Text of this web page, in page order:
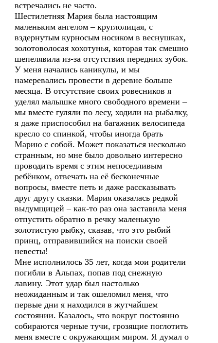
встречались не часто.
Шестилетняя Мария была настоящим
маленьким ангелом – круглолицая, с
вздернутым курносым носиком в веснушках,
золотоволосая хохотунья, которая так смешно
шепелявила из-за отсутствия передних зубок.
У меня начались каникулы, и мы
намеревались провести в деревне больше
месяца. В отсутствие своих ровесников я
уделял малышке много свободного времени –
мы вместе гуляли по лесу, ходили на рыбалку,
я даже приспособил на багажник велосипеда
кресло со спинкой, чтобы иногда брать
Марию с собой. Может показаться несколько
странным, но мне было довольно интересно
проводить время с этим непоседливым
ребёнком, отвечать на её бесконечные
вопросы, вместе петь и даже рассказывать
друг другу сказки. Мария оказалась редкой
выдумщицей – как-то раз она заставила меня
отпустить обратно в речку маленькую
золотистую рыбку, сказав, что это рыбий
принц, отправившийся на поиски своей
невесты!
Мне исполнилось 35 лет, когда мои родители
погибли в Альпах, попав под снежную
лавину. Этот удар был настолько
неожиданным и так ошеломил меня, что
первые дни я находился в жутчайшем
состоянии. Казалось, что вокруг постоянно
собираются черные тучи, грозящие поглотить
меня вместе с окружающим миром. Я думал о